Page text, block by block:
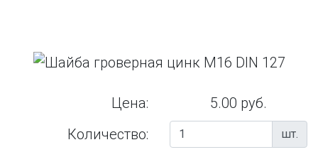
Цена:
5.00 руб.
Количество:
шт.